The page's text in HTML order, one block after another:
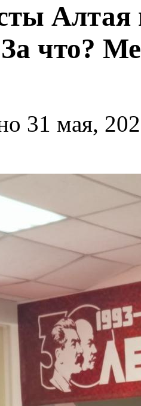
Алтая
что?
31 мая,